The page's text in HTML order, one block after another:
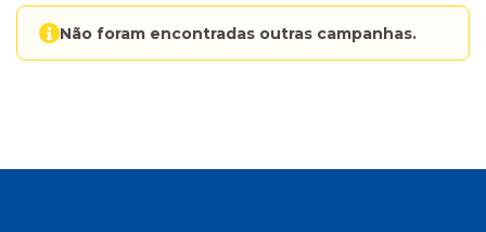
Não foram encontradas outras campanhas.